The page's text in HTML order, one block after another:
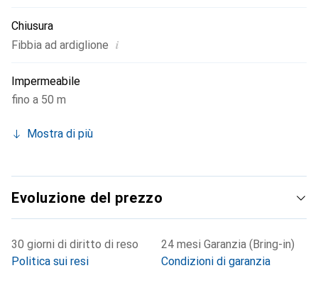
Chiusura
Fibbia ad ardiglione i
Impermeabile
fino a 50 m
Mostra di più
Evoluzione del prezzo
30 giorni di diritto di reso
Politica sui resi
24 mesi Garanzia (Bring-in)
Condizioni di garanzia